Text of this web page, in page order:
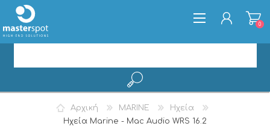
ΕΓΓΡΑΦΉ
0
Αρχική MARINE
Ηχεία
Ηχεία Marine - Mac Audio WRS 16.2